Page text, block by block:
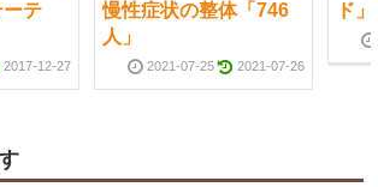
テ
2017-12-27
慢性症状の整体「746
人」
2021-07-25 2021-07-26
ド」